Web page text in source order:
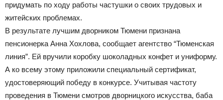
придумать по ходу работы частушки о своих трудовых и
житейских проблемах.
В результате лучшим дворником Тюмени признана
пенсионерка Анна Хохлова, сообщает агентство “Тюменская
линия”. Ей вручили коробку шоколадных конфет и униформу.
А ко всему этому приложили специальный сертификат,
удостоверяющий победу в конкурсе. Учитывая частоту
проведения в Тюмени смотров дворницкого искусства, баба